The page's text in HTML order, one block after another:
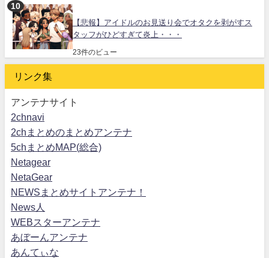
【悲報】アイドルのお見送り会でオタクを剥がすス
タッフがひどすぎて炎上・・・
23件のビュー
リンク集
アンテナサイト
2chnavi
2chまとめのまとめアンテナ
5chまとめMAP(総合)
Netagear
NetaGear
NEWSまとめサイトアンテナ！
News人
WEBスターアンテナ
あぼーんアンテナ
あんてぃな